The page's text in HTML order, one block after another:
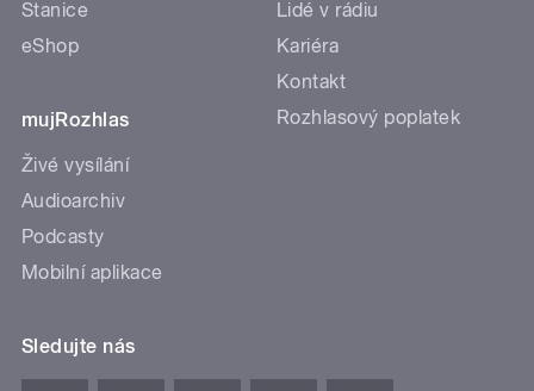
Stanice
eShop
mujRozhlas
Živé vysílání
Audioarchiv
Podcasty
Mobilní aplikace
Lidé v rádiu
Kariéra
Kontakt
Rozhlasový poplatek
Sledujte nás